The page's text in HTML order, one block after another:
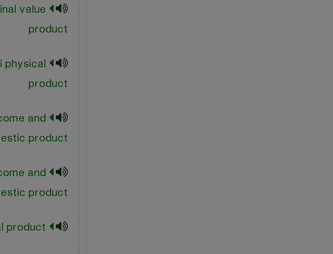
value
product
physical
product
and
product
and
product